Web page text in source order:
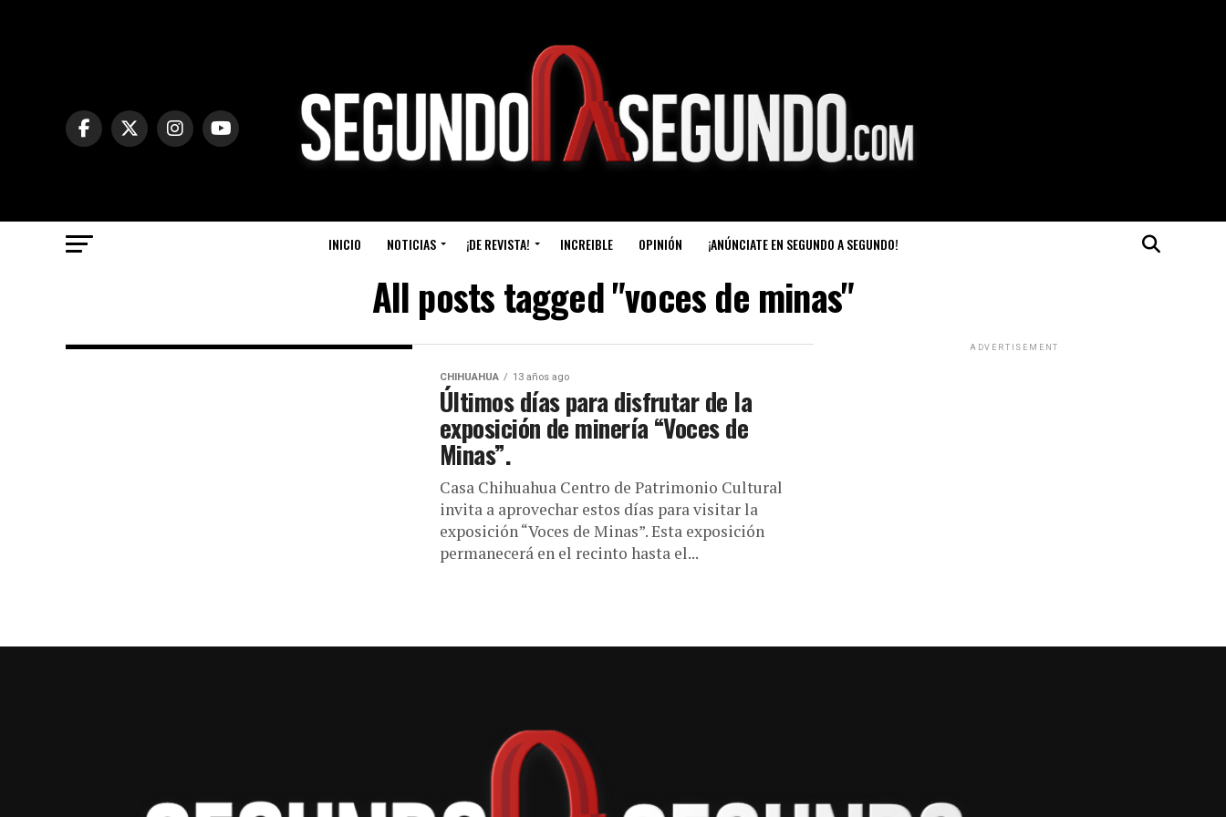
INICIO NOTICIAS ¡DE REVISTA! INCREIBLE OPINIÓN ¡ANÚNCIATE EN SEGUNDO A SEGUNDO!
All posts tagged "voces de minas"
CHIHUAHUA 13 años ago
Últimos días para disfrutar de la
exposición de minería “Voces de
Minas”.
Casa Chihuahua Centro de Patrimonio Cultural
invita a aprovechar estos días para visitar la
exposición “Voces de Minas”. Esta exposición
permanecerá en el recinto hasta el...
ADVERTISEMENT